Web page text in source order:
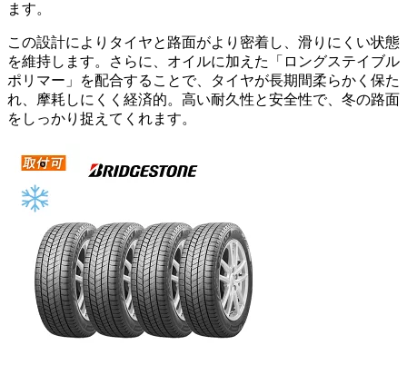
ます。
この設計によりタイヤと路面がより密着し、滑りにくい状態
を維持します。さらに、オイルに加えた「ロングステイブル
ポリマー」を配合することで、タイヤが長期間柔らかく保た
れ、摩耗しにくく経済的。高い耐久性と安全性で、冬の路面
をしっかり捉えてくれます。